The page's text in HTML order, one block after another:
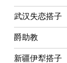
武汉失恋搭子
爵助教
新疆伊犁搭子